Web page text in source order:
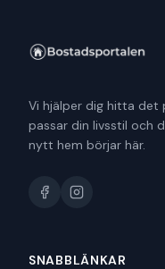
Vi hjälper dig hitta det
passar din livsstil och
nytt hem börjar här.
SNABBLÄNKAR